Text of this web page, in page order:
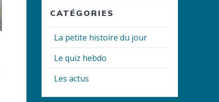
CATÉGORIES
La petite histoire du jour
Le quiz hebdo
Les actus